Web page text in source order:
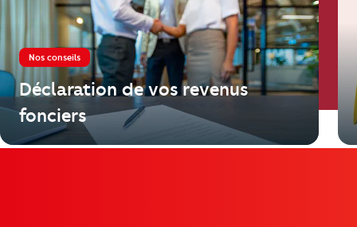
Nos conseils
Déclaration de vos revenus
fonciers